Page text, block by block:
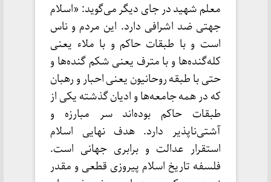
معلم شهید در جای دیگر می‌گوید: «اسلام
جهتی ضد اشرافی دارد. این مردم و ناس
است و با طبقات حاکم و با ملاء یعنی
کله‌گنده‌ها و با مترف یعنی شکم‌ گنده‌ها و
حتی با طبقه روحانیون یعنی احبار و رهبان
که در همه جامعه‌ها و ادیان گذشته یکی از
طبقات حاکم بوده‌اند سر مبارزه و
آشتی‌ناپذیر دارد. هدف نهایی اسلام
استقرار عدالت و برابری جهانی است.
فلسفه تاریخ اسلام پیروزی قطعی و مقدر